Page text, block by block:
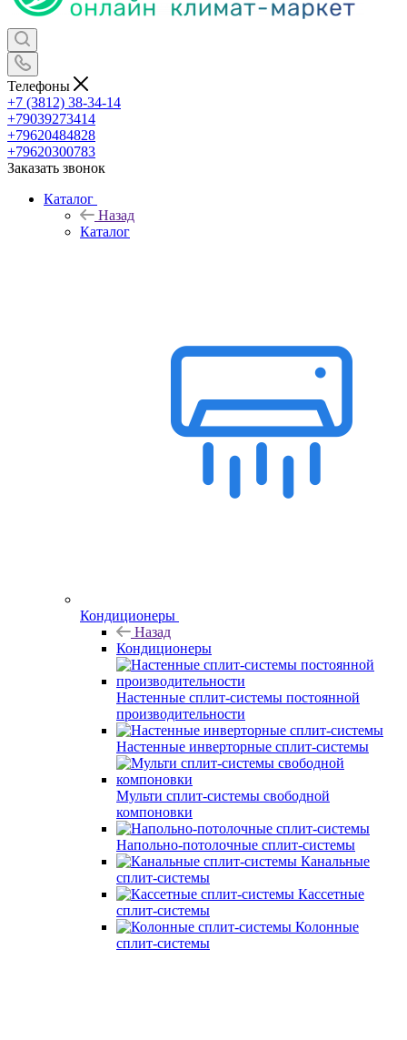
Телефоны
+7 (3812) 38-34-14
+79039273414
+79620484828
+79620300783
Заказать звонок
Каталог
Назад
Каталог
Кондиционеры
Назад
Кондиционеры
Настенные сплит-системы постоянной
производительности
Настенные инверторные сплит-системы
Мульти сплит-системы свободной
компоновки
Напольно-потолочные сплит-системы
Канальные
сплит-системы
Кассетные
сплит-системы
Колонные
сплит-системы